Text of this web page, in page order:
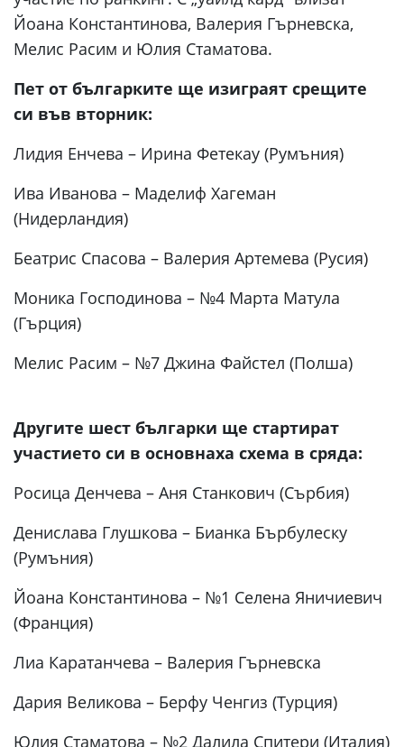
Йоана Константинова, Валерия Гърневска,
Мелис Расим и Юлия Стаматова.
Пет от българките ще изиграят срещите
си във вторник:
Лидия Енчева – Ирина Фетекау (Румъния)
Ива Иванова – Маделиф Хагеман
(Нидерландия)
Беатрис Спасова – Валерия Артемева (Русия)
Моника Господинова – №4 Марта Матула
(Гърция)
Мелис Расим – №7 Джина Файстел (Полша)
Другите шест българки ще стартират
участието си в основнаха схема в сряда:
Росица Денчева – Аня Станкович (Сърбия)
Денислава Глушкова – Бианка Бърбулеску
(Румъния)
Йоана Константинова – №1 Селена Яничиевич
(Франция)
Лиа Каратанчева – Валерия Гърневска
Дария Великова – Берфу Ченгиз (Турция)
Юлия Стаматова – №2 Далила Спитери (Италия)